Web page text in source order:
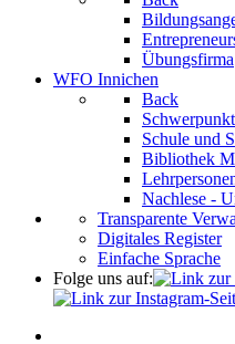
Übungsfirma
WFO Innichen
Back
Schule und
Bibliothek
Nachlese -
Transparente
Digitales Register
Einfache Sprache
Folge uns auf: